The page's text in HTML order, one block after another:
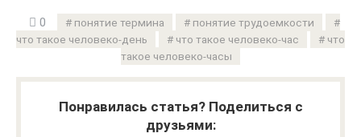
0 понятие термина
понятие трудоемкости
что такое человеко-день
что такое человеко-час
что
такое человеко-часы
Понравилась статья? Поделиться с
друзьями: